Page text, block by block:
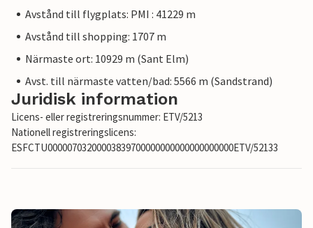
Avstånd till flygplats: PMI : 41229 m
Avstånd till shopping: 1707 m
Närmaste ort: 10929 m (Sant Elm)
Avst. till närmaste vatten/bad: 5566 m (Sandstrand)
Juridisk information
Licens- eller registreringsnummer: ETV/5213
Nationell registreringslicens:
ESFCTU00000703200003839700000000000000000000ETV/52133